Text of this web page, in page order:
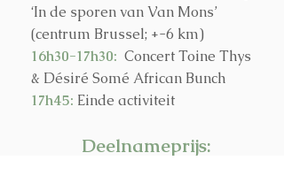
‘In de sporen van Van Mons’
(centrum Brussel; +-6 km)
16h30-17h30: Concert Toine Thys
& Désiré Somé African Bunch
17h45: Einde activiteit
Deelnameprijs: